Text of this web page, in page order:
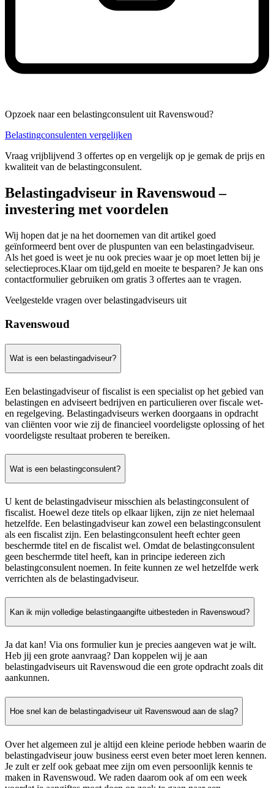
Opzoek naar een belastingconsulent uit Ravenswoud?
Belastingconsulenten vergelijken
Vraag vrijblijvend 3 offertes op en vergelijk op je gemak de prijs en
kwaliteit van de belastingconsulent.
Belastingadviseur in Ravenswoud –
investering met voordelen
Wij hopen dat je na het doornemen van dit artikel goed
geïnformeerd bent over de pluspunten van een belastingadviseur.
Als het goed is weet je nu ook precies waar je op moet letten bij je
selectieproces.Klaar om tijd,geld en moeite te besparen? Je kan ons
contactformulier gebruiken om gratis 3 offertes aan te vragen.
Veelgestelde vragen over belastingadviseurs uit
Ravenswoud
Wat is een belastingadviseur?
Een belastingadviseur of fiscalist is een specialist op het gebied van
belastingen en adviseert bedrijven en particulieren over fiscale wet-
en regelgeving. Belastingadviseurs werken doorgaans in opdracht
van cliënten voor wie zij de financieel voordeligste oplossing of het
voordeligste resultaat proberen te bereiken.
Wat is een belastingconsulent?
U kent de belastingadviseur misschien als belastingconsulent of
fiscalist. Hoewel deze titels op elkaar lijken, zijn ze niet helemaal
hetzelfde. Een belastingadviseur kan zowel een belastingconsulent
als een fiscalist zijn. Een belastingconsulent heeft echter geen
beschermde titel en de fiscalist wel. Omdat de belastingconsulent
geen beschermde titel heeft, kan in principe iedereen zich
belastingconsulent noemen. In feite kunnen ze wel hetzelfde werk
verrichten als de belastingadviseur.
Kan ik mijn volledige belastingaangifte uitbesteden in Ravenswoud?
Ja dat kan! Via ons formulier kun je precies aangeven wat je wilt.
Heb jij een grote aanvraag? Dan koppelen wij je aan
belastingadviseurs uit Ravenswoud die een grote opdracht zoals dit
aankunnen.
Hoe snel kan de belastingadviseur uit Ravenswoud aan de slag?
Over het algemeen zul je altijd een kleine periode hebben waarin de
belastingadviseur jouw business eerst even beter moet leren kennen.
Je zult er zelf ook gebaat mee zijn om even persoonlijk kennis te
maken in Ravenswoud. We raden daarom ook af om een week